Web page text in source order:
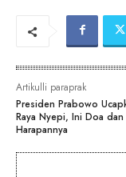
Artikulli paraprak
Presiden Prabowo
Raya Nyepi, Ini Doa dan
Harapannya